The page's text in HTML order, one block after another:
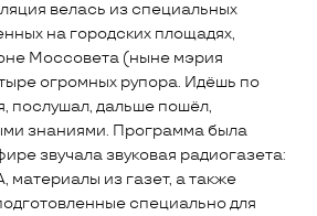
велась из специальных
на городских площадях,
Моссовета (ныне мэрия
огромных рупора. Идёшь по
послушал, дальше пошёл,
знаниями. Программа была
звучала звуковая радиогазета:
из газет, а также
специально для